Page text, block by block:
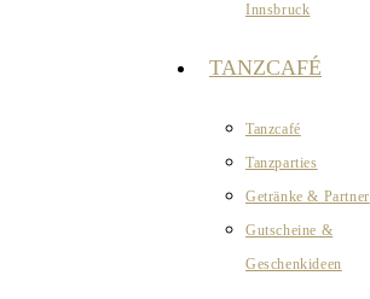
Innsbruck
TANZCAFÉ
Tanzcafé
Tanzparties
Getränke & Partner
Gutscheine &
Geschenkideen